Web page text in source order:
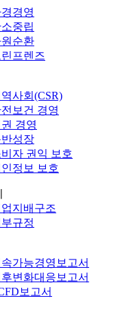
경영
중립
순환
프렌즈
사회(CSR)
보건 경영
경영
성장
자 권익 보호
정보 보호
지배구조
규정
가능경영보고서
변화대응보고서
보고서